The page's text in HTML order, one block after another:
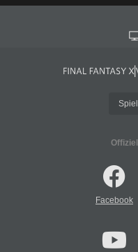
Facebook